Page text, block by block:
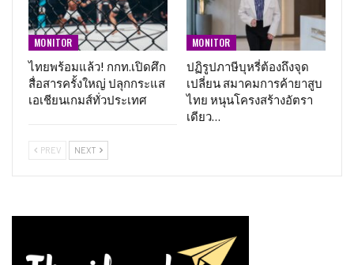
MONITOR
ไทยพร้อมแล้ว! กกท.เปิดศึก
สื่อสารครั้งใหญ่ ปลุกกระแส
เอเชียนเกมส์ทั่วประเทศ
MONITOR
ปฏิรูปภาษีบุหรี่ต้องถึงจุด
เปลี่ยน สมาคมการค้ายาสูบ
ไทย หนุนโครงสร้างอัตรา
เดียว…
PREV NEXT